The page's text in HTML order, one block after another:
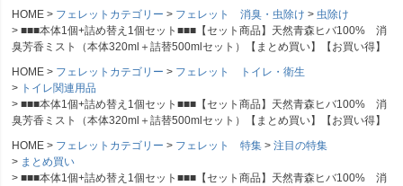
HOME
フェレットカテゴリー フェレット 消臭・虫除け
虫除け
■■■本体1個+詰め替え1個セット■■■【セット商品】天然青森ヒバ100% 消
臭芳香ミスト（本体320ml＋詰替500mlセット）【まとめ買い】【お買い得】
HOME
フェレットカテゴリー
フェレット トイレ・衛生
トイレ関連用品
■■■本体1個+詰め替え1個セット■■■【セット商品】天然青森ヒバ100% 消
臭芳香ミスト（本体320ml＋詰替500mlセット）【まとめ買い】【お買い得】
HOME
フェレットカテゴリー フェレット 特集
注目の特集
まとめ買い
■■■本体1個+詰め替え1個セット■■■【セット商品】天然青森ヒバ100% 消